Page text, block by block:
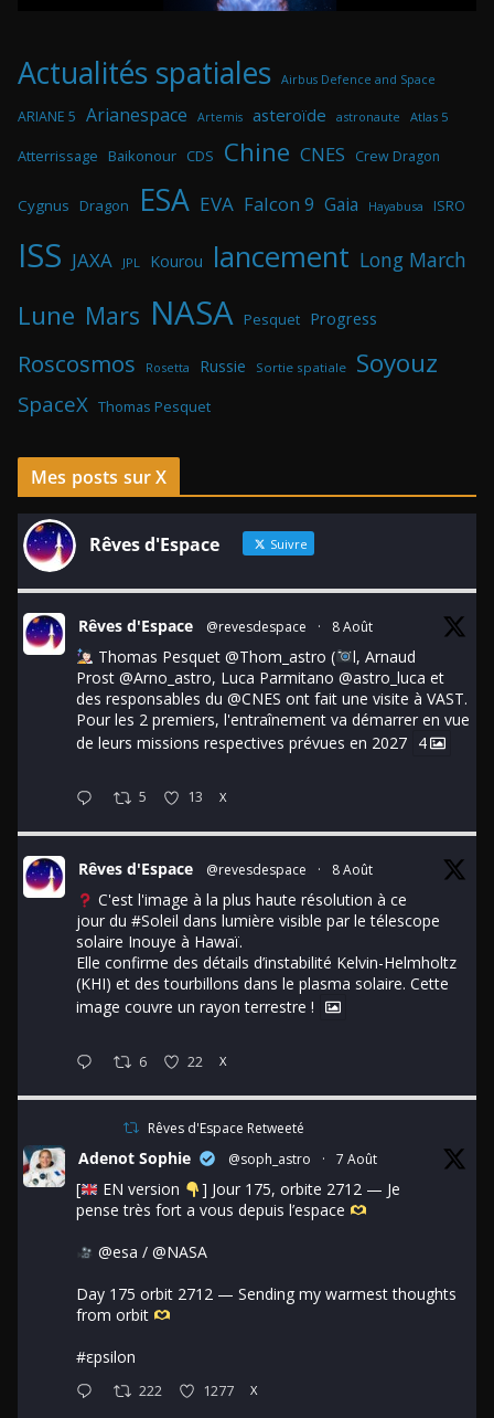
Actualités spatiales Airbus Defence and Space
ARIANE 5 Arianespace Artemis asteroïde astronaute Atlas 5
Atterrissage Baikonour CDS Chine CNES Crew Dragon
Cygnus Dragon ESA EVA Falcon 9 Gaia Hayabusa ISRO
ISS JAXA JPL Kourou lancement Long March
Lune Mars NASA Pesquet Progress
Roscosmos Rosetta Russie Sortie spatiale Soyouz
SpaceX Thomas Pesquet
Mes posts sur X
Rêves d'Espace Suivre
Rêves d'Espace @revesdespace · 8 Août
Thomas Pesquet @Thom_astro (
l, Arnaud
Prost @Arno_astro, Luca Parmitano @astro_luca et
des responsables du @CNES ont fait une visite à VAST.
Pour les 2 premiers, l'entraînement va démarrer en vue
de leurs missions respectives prévues en 2027 4
5 13 X
Rêves d'Espace @revesdespace · 8 Août
C'est l'image à la plus haute résolution à ce
jour du #Soleil dans lumière visible par le télescope
solaire Inouye à Hawaï.
Elle confirme des détails d’instabilité Kelvin-Helmholtz
(KHI) et des tourbillons dans le plasma solaire. Cette
image couvre un rayon terrestre !
6 22 X
Rêves d'Espace Retweeté
Adenot Sophie @soph_astro · 7 Août
[ EN version
] Jour 175, orbite 2712 — Je
pense très fort a vous depuis l’espace
@esa / @NASA
Day 175 orbit 2712 — Sending my warmest thoughts
from orbit
#εpsilon
222 1277 X